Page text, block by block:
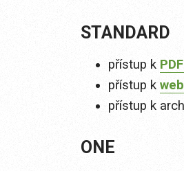
STANDARD
přístup k
přístup k
přístup k
ONE